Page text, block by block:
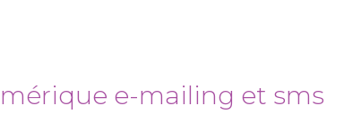
e-mailing et sms